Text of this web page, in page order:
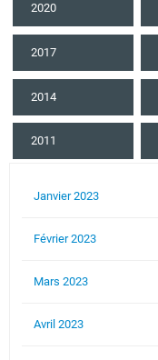
2020
2017
2014
2011
Janvier 2023
Février 2023
Mars 2023
Avril 2023